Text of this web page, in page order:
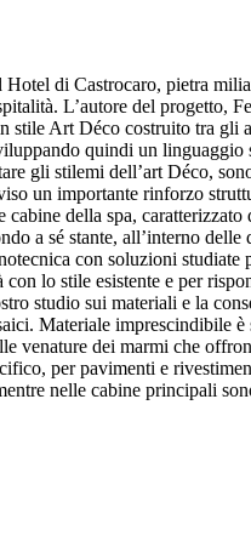
di Castrocaro, pietra
L’autore del
stile Art Déco costruito tra
quindi un
gli stilemi dell’art Déco,
un importante rinforzo
della spa, caratterizzato
a sé stante, all’interno
con soluzioni
lo stile esistente e per
studio sui materiali e la
Materiale imprescindibile
venature dei marmi che
per pavimenti e
nelle cabine principali